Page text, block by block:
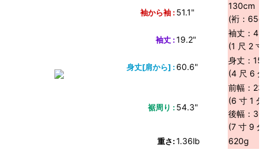
袖から袖 : 51.1"
130cm
(裄：
袖丈 :19.2"
袖丈：
(1 尺 2
身丈[肩から] : 60.6"
身丈：
(4 尺 6
裾周り : 54.3"
前幅：
(6 寸 1
後幅：
(7 寸 9
重さ:1.36lb 620g